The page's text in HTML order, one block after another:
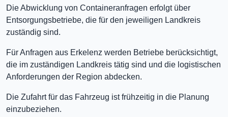
Die Abwicklung von Containeranfragen erfolgt über
Entsorgungsbetriebe, die für den jeweiligen Landkreis
zuständig sind.
Für Anfragen aus Erkelenz werden Betriebe berücksichtigt,
die im zuständigen Landkreis tätig sind und die logistischen
Anforderungen der Region abdecken.
Die Zufahrt für das Fahrzeug ist frühzeitig in die Planung
einzubeziehen.